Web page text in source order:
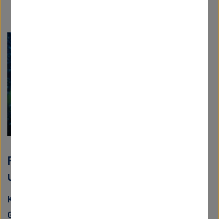
Resonator-Podcast: Wie geht es
unseren Ozeanen?
Kann man heutzutage überhaupt noch guten
Gewissens Fisch essen? Wie und warum wird